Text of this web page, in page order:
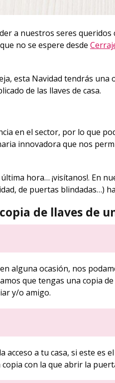
a nuestros seres queridos
no se espere desde
esta Navidad tendrás
de las llaves de casa.
en el sector, por lo que
innovadora que nos
hora… ¡visítanos!. En
de puertas blindadas…)
de llaves de
alguna ocasión, nos
que tengas una copia
y/o amigo.
a tu casa, si este es
con la que abrir la